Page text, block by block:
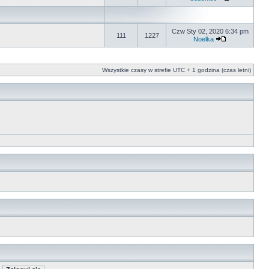
111 1227
Czw Sty 02, 2020 6:34 pm
Noelka
Wszystkie czasy w strefie UTC + 1 godzina (czas letni)